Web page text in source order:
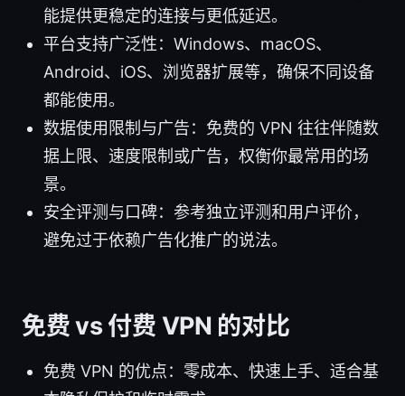
能提供更稳定的连接与更低延迟。
平台支持广泛性：Windows、macOS、
Android、iOS、浏览器扩展等，确保不同设备
都能使用。
数据使用限制与广告：免费的 VPN 往往伴随数
据上限、速度限制或广告，权衡你最常用的场
景。
安全评测与口碑：参考独立评测和用户评价，
避免过于依赖广告化推广的说法。
免费 vs 付费 VPN 的对比
免费 VPN 的优点：零成本、快速上手、适合基